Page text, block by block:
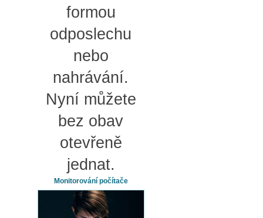
formou
odposlechu
nebo
nahrávání.
Nyní můžete
bez obav
otevřeně
jednat.
Monitorování počítače